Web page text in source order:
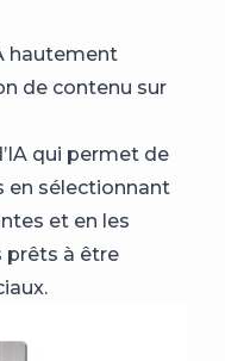
hautement
de contenu sur
qui permet de
en sélectionnant
et en les
prêts à être